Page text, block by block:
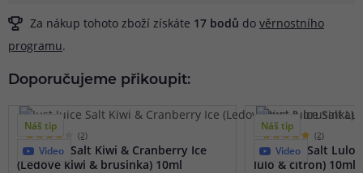
Za nákup tohoto zboží získáte 17 bodů do věrnostního
programu.
Doporučujeme přikoupit:
Náš tip
Video
(2)
Just Juice Salt Kiwi & Cranberry Ice
(Ledové kiwi & brusinka) 10ml
Náš tip
Video
(2)
Just Juice Salt
lulo & citron) 10ml